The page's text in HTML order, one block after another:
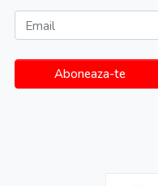
Email
Aboneaza-te